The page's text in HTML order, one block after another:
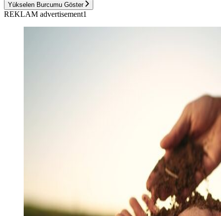
Yükselen Burcumu Göster
REKLAM advertisement1